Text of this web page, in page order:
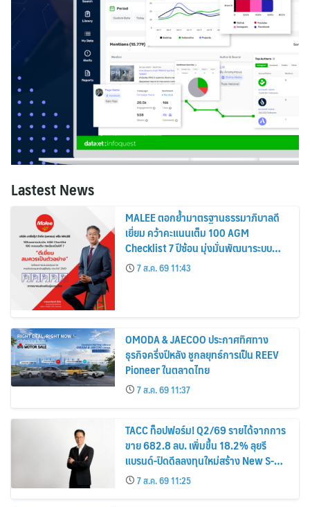
Lastest News
MALEE ตอกย้ำมาตรฐานธรรมาภิบาลดี
เยี่ยม คว้าคะแนนเต็ม 100 AGM
Checklist 7 ปีซ้อน มุ่งมั่นพัฒนาระบบ
กำกับดูกิจการ เพื่อยกระดับสู่มาตรฐาน
สากล
7 ส.ค. 69 11:43
OMODA & JAECOO ประกาศทิศทาง
ธุรกิจครึ่งปีหลัง ชูกลยุทธ์การเป็น REEV
Pioneer ในตลาดไทย
7 ส.ค. 69 11:37
TACC ท็อปฟอร์ม! Q2/69 รายได้จากการ
ขาย 682.8 ลบ. เพิ่มขึ้น 18.2% ลุยรี
แบรนด์-ปิดดีลลงทุนใหม่สร้าง New S-
Curve หนุนอนาคตเติบโตยั่งยืน
7 ส.ค. 69 11:25